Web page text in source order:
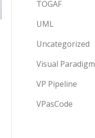
TOGAF
UML
Uncategorized
Visual Paradigm
VP Pipeline
VPasCode